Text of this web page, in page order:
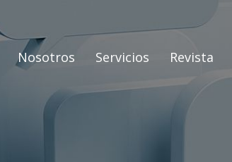
Nosotros Servicios Revista